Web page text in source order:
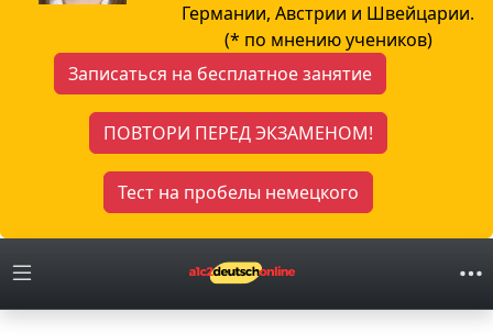
Германии, Австрии и Швейцарии.
(* по мнению учеников)
Записаться на бесплатное занятие
ПОВТОРИ ПЕРЕД ЭКЗАМЕНОМ!
Тест на пробелы немецкого